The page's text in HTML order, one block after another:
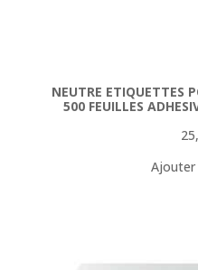
NEUTRE ETIQUETTES
500 FEUILLES
Ajouter